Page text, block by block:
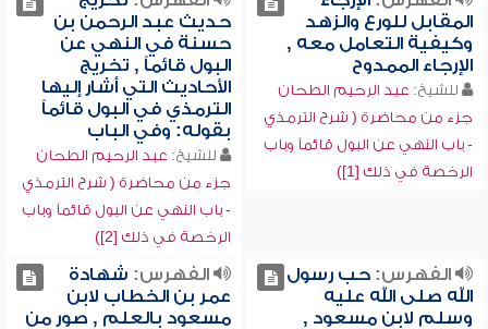
المقابل للورع والزهد
وكيفية التعامل معه ,
الإرجاء الممدوح
للشيخ: عبد الرحيم الطحان
جزء من محاضرة ( شرح الترمذي
- باب النهي عن البول قائماً وباب
الرخصة في ذلك [1])
حديث عبد الرحمن بن
حسنة في النهي عن
البول قائماً , تخريج
الأحاديث التي أشار إليها
الترمذي في البول قائماً
بقوله: وفي الباب
للشيخ: عبد الرحيم الطحان
جزء من محاضرة ( شرح الترمذي
- باب النهي عن البول قائماً وباب
الرخصة في ذلك [2])
الفهرس:حب رسول
الله صلى الله عليه
وسلم لابن مسعود ,
الفهرس: شهادة
عمر بن الخطاب لابن
مسعود بالعلم , صور من